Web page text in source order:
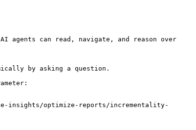
agents can read, navigate, and reason over
by asking a question.
insights/optimize-reports/incrementality-